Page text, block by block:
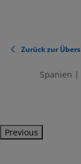
Zurück zur
Spanien |
Previous